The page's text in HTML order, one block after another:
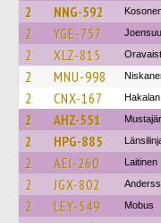
2 NNG-592
2 YGE-757
2 XLZ-815
2 MNU-998
2 CNX-167
2 AHZ-551
2 HPG-885
2 AEI-260 Laitinen
2 JGX-802
2 LEY-549 Mobus